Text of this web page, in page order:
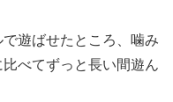
遊ばせたところ、噛み
べてずっと長い間遊ん